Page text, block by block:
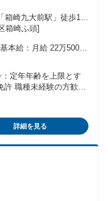
ップアップしていけ
箱崎九大前駅」徒歩18
箱崎ふ頭]
本給：月給 22万5000
り 全員に一律で支払
定給に含む) 【昇
定年年齢を上限とす
持ちの方 ◎安定した
良く、 温かい会
詳細を見る